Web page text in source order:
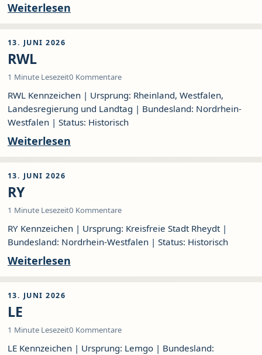
Weiterlesen
13. JUNI 2026
RWL
1 Minute Lesezeit0 Kommentare
RWL Kennzeichen | Ursprung: Rheinland, Westfalen,
Landesregierung und Landtag | Bundesland: Nordrhein-
Westfalen | Status: Historisch
Weiterlesen
13. JUNI 2026
RY
1 Minute Lesezeit0 Kommentare
RY Kennzeichen | Ursprung: Kreisfreie Stadt Rheydt |
Bundesland: Nordrhein-Westfalen | Status: Historisch
Weiterlesen
13. JUNI 2026
LE
1 Minute Lesezeit0 Kommentare
LE Kennzeichen | Ursprung: Lemgo | Bundesland: